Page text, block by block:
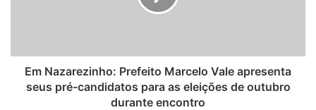
Em Nazarezinho: Prefeito Marcelo Vale apresenta
seus pré-candidatos para as eleições de outubro
durante encontro